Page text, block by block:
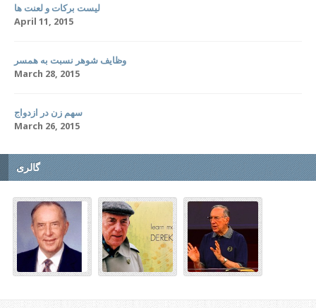
لیست برکات و لعنت ها
April 11, 2015
وظایف شوهر نسبت به همسر
March 28, 2015
سهم زن در ازدواج
March 26, 2015
گالری